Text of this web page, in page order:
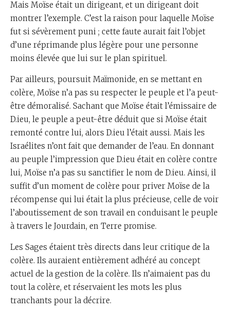
Mais Moïse était un dirigeant, et un dirigeant doit
montrer l’exemple. C’est la raison pour laquelle Moïse
fut si sévèrement puni ; cette faute aurait fait l’objet
d’une réprimande plus légère pour une personne
moins élevée que lui sur le plan spirituel.
Par ailleurs, poursuit Maïmonide, en se mettant en
colère, Moïse n’a pas su respecter le peuple et l’a peut-
être démoralisé. Sachant que Moïse était l’émissaire de
D.ieu, le peuple a peut-être déduit que si Moïse était
remonté contre lui, alors D.ieu l’était aussi. Mais les
Israélites n’ont fait que demander de l’eau. En donnant
au peuple l’impression que D.ieu était en colère contre
lui, Moïse n’a pas su sanctifier le nom de D.ieu. Ainsi, il
suffit d’un moment de colère pour priver Moïse de la
récompense qui lui était la plus précieuse, celle de voir
l’aboutissement de son travail en conduisant le peuple
à travers le Jourdain, en Terre promise.
Les Sages étaient très directs dans leur critique de la
colère. Ils auraient entièrement adhéré au concept
actuel de la gestion de la colère. Ils n’aimaient pas du
tout la colère, et réservaient les mots les plus
tranchants pour la décrire.